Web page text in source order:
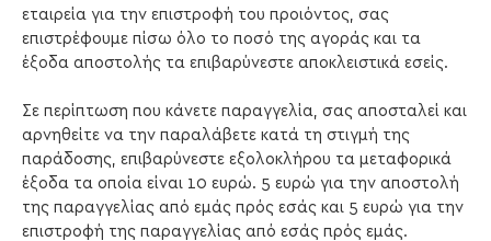
εταιρεία για την επιστροφή του προιόντος, σας
επιστρέφουμε πίσω όλο το ποσό της αγοράς και τα
έξοδα αποστολής τα επιβαρύνεστε αποκλειστικά εσείς.
Σε περίπτωση που κάνετε παραγγελία, σας αποσταλεί και
αρνηθείτε να την παραλάβετε κατά τη στιγμή της
παράδοσης, επιβαρύνεστε εξολοκλήρου τα μεταφορικά
έξοδα τα οποία είναι 10 ευρώ. 5 ευρώ για την αποστολή
της παραγγελίας από εμάς πρός εσάς και 5 ευρώ για την
επιστροφή της παραγγελίας από εσάς πρός εμάς.